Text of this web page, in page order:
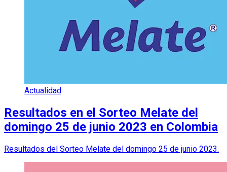
Actualidad
Resultados en el Sorteo Melate del
domingo 25 de junio 2023 en Colombia
Resultados del Sorteo Melate del domingo 25 de junio 2023.